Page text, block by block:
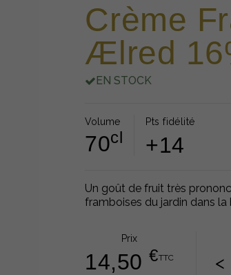
Crème
Ælred
EN STOCK
Volume
70cl
Pts fidélité
+14
Un goût de fruit très
framboises du jardin dans la
Prix
14,50€TTC <